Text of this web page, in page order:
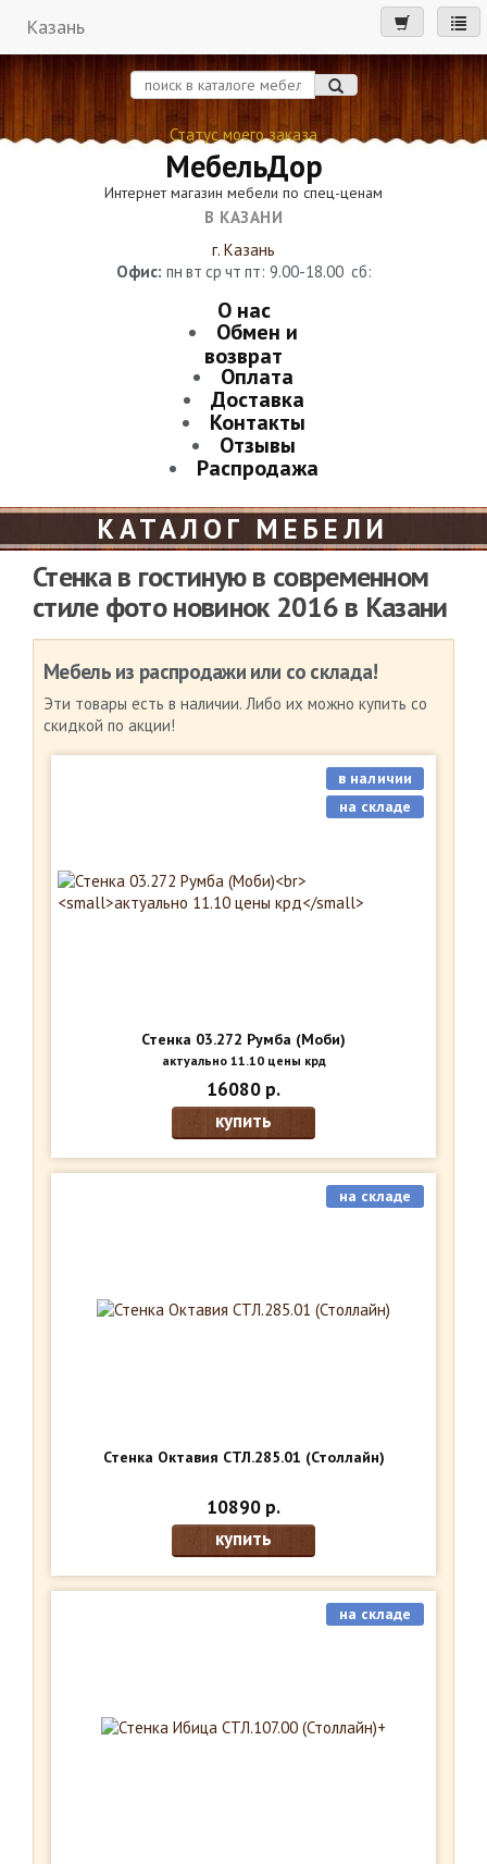
Казань
Статус моего заказа
МебельДор
Интернет магазин мебели по спец-ценам
В КАЗАНИ
г. Казань
Офис: пн вт ср чт пт: 9.00-18.00 сб:
О нас
Обмен и
возврат
Оплата
Доставка
Контакты
Отзывы
Распродажа
КАТАЛОГ МЕБЕЛИ
Стенка в гостиную в современном
стиле фото новинок 2016 в Казани
Мебель из распродажи или со склада!
Эти товары есть в наличии. Либо их можно купить со
скидкой по акции!
Стенка 03.272 Румба (Моби)
актуально 11.10 цены крд
в наличии
на складе
16080 р.
купить
Стенка Октавия СТЛ.285.01 (Столлайн)
на складе
10890 р.
купить
на складе